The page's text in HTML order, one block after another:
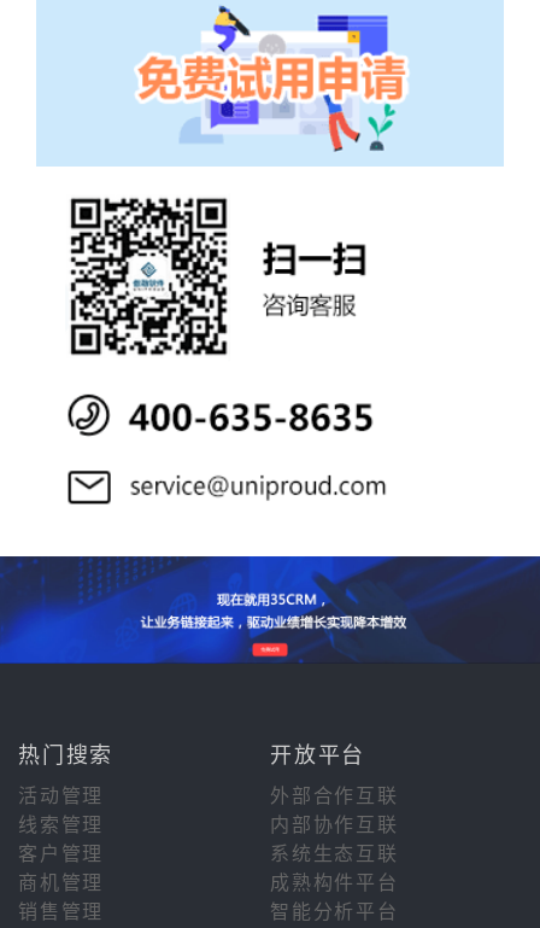
热门搜索 开放平台
活动管理
外部合作互联
线索管理
内部协作互联
客户管理
系统生态互联
商机管理
成熟构件平台
销售管理
智能分析平台